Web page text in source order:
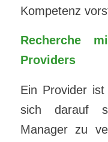
Kompetenz
Recherche
Providers
Ein Provider
sich darauf
Manager zu